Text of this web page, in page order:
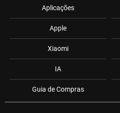
Aplicações
Apple
Xiaomi
IA
Guia de Compras